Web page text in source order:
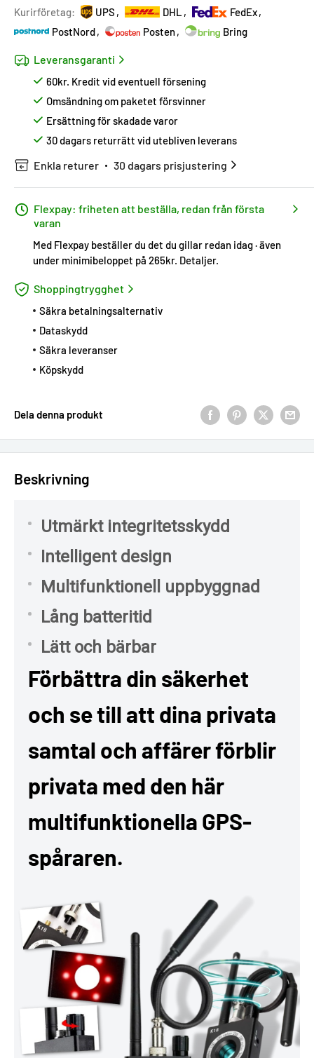
Kurirföretag:
UPS DHL
FedEx
PostNord
Posten Bring
Leveransgaranti
60kr. Kredit vid eventuell försening
Omsändning om paketet försvinner
Ersättning för skadade varor
30 dagars returrätt vid utebliven leverans
Enkla returer 30 dagars prisjustering
Flexpay: friheten att beställa, redan från första
varan
Med Flexpay beställer du det du gillar redan idag · även
under minimibeloppet på 265kr. Detaljer.
Shoppingtrygghet
Säkra betalningsalternativ
Dataskydd
Säkra leveranser
Köpskydd
Dela denna produkt
Beskrivning
Utmärkt integritetsskydd
Intelligent design
Multifunktionell uppbyggnad
Lång batteritid
Lätt och bärbar
Förbättra din säkerhet
och se till att dina privata
samtal och affärer förblir
privata med den här
multifunktionella GPS-
spåraren.